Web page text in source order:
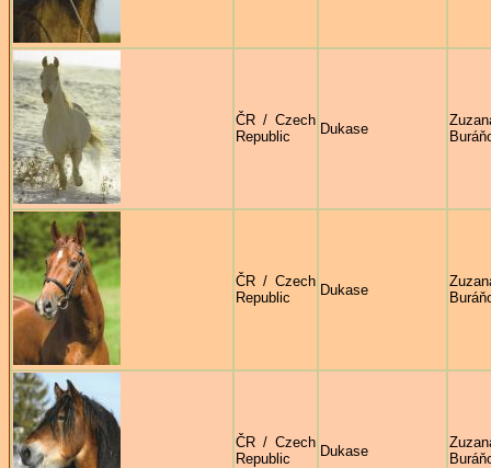
ČR / Czech
Republic
Dukase
ČR / Czech
Republic
Dukase
ČR / Czech
Republic
Dukase